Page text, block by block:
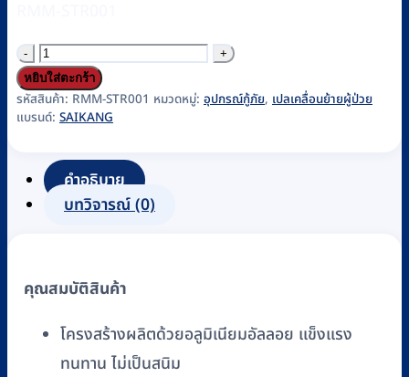
จำนวน
เปล
หาม
ฉุกเฉิน
STRETCHER)
แบบ
รุ่น
SKB1A02
หยิบใส่ตะกร้า
รหัสสินค้า: RMM-STR001 หมวดหมู่: อุปกรณ์กู้ภัย, เปลเคลื่อนย้ายผู้ป่วย
แบรนด์: SAIKANG
คำอธิบาย
บทวิจารณ์ (0)
คุณสมบัติสินค้า
โครงสร้างผลิตด้วยอลูมิเนียมอัลลอย แข็งแรง
ทนทาน ไม่เป็นสนิม